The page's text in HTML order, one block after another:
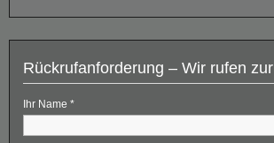
Rückrufanforderung – Wir rufen
Ihr Name *